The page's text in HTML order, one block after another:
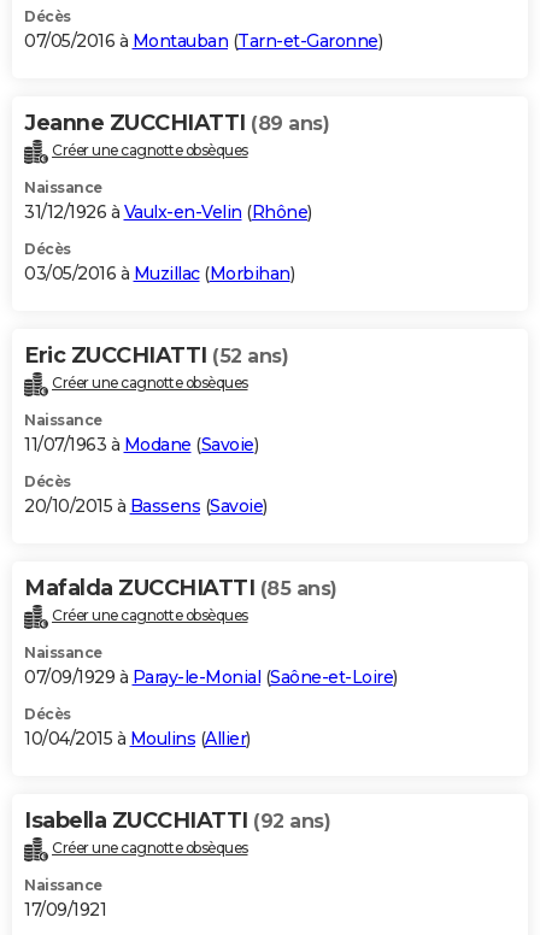
Décès
07/05/2016 à Montauban (Tarn-et-Garonne)
Jeanne ZUCCHIATTI (89 ans)
Créer une cagnotte obsèques
Naissance
31/12/1926 à Vaulx-en-Velin (Rhône)
Décès
03/05/2016 à Muzillac(Morbihan)
Eric ZUCCHIATTI (52 ans)
Créer une cagnotte obsèques
Naissance
11/07/1963 à Modane (Savoie)
Décès
20/10/2015 à Bassens (Savoie)
Mafalda ZUCCHIATTI (85 ans)
Créer une cagnotte obsèques
Naissance
07/09/1929 à Paray-le-Monial (Saône-et-Loire)
Décès
10/04/2015 à Moulins (Allier)
Isabella ZUCCHIATTI (92 ans)
Créer une cagnotte obsèques
Naissance
17/09/1921